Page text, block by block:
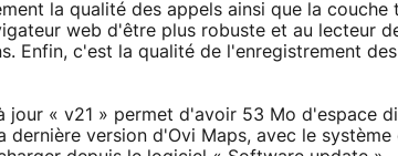
la qualité des appels ainsi que la
web d'être plus robuste et au lecteur
Enfin, c'est la qualité de l'enregistrement
jour « v21 » permet d'avoir 53 Mo d'espace
dernière version d'Ovi Maps, avec le